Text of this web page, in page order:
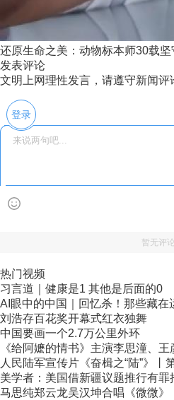
还原生命之美：动物标本师30载
发表评论
文明上网理性发言，请遵守新闻评
登录
暂无评论
热门视频
习言道｜健康是1 其他是后面的0
AI眼中的中国｜回忆杀！那些藏在
刘浩存百花奖开幕式红衣独舞
中国要画一个2.7万公里外环
《给阿嬷的情书》主演李思潼、
人民陆军宣传片《奋楫之“陆”》丨
美学者：美国借新疆议题推行有罪
马思纯郑云龙吴汉坤合唱《微微》